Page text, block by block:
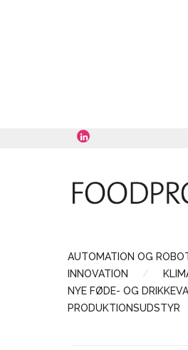
AUTOMATION OG
INNOVATION
NYE FØDE- OG
PRODUKTIONSUDSTYR